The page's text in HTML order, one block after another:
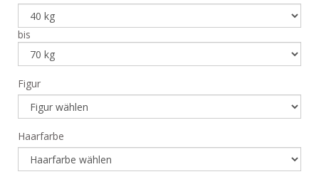
bis
Figur
Haarfarbe